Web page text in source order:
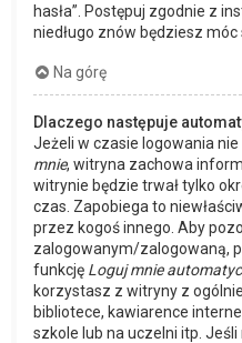
hasła”. Postępuj zgodnie z
niedługo znów będziesz móc
Na górę
Dlaczego następuje
Jeżeli w czasie logowania
mnie, witryna zachowa
witrynie będzie trwał tylko
czas. Zapobiega to
przez kogoś innego. Aby
zalogowanym/zalogowaną,
funkcję Loguj mnie
korzystasz z witryny z
bibliotece, kawiarence
szkole lub na uczelni itp.